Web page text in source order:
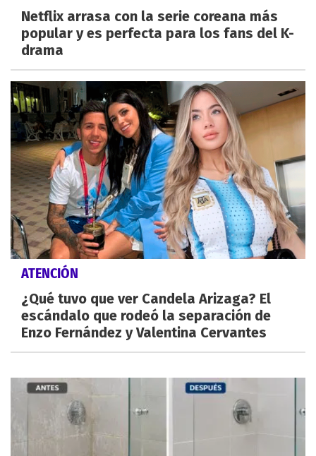
Netflix arrasa con la serie coreana más
popular y es perfecta para los fans del K-
drama
ATENCIÓN
¿Qué tuvo que ver Candela Arizaga? El
escándalo que rodeó la separación de
Enzo Fernández y Valentina Cervantes